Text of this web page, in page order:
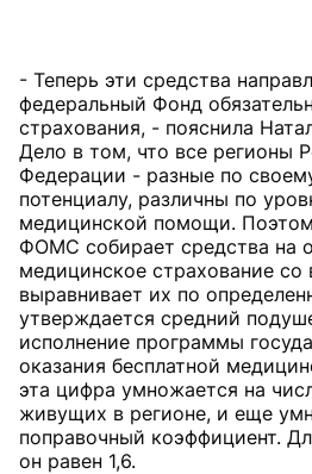
- Теперь эти средства
федеральный Фонд
страхования, - пояснила
Дело в том, что все регионы
Федерации - разные по
потенциалу, различны по
медицинской помощи.
ФОМС собирает средства на
медицинское страхование со
выравнивает их по
утверждается средний
исполнение программы
оказания бесплатной
эта цифра умножается на
живущих в регионе, и еще
поправочный коэффициент.
он равен 1,6.